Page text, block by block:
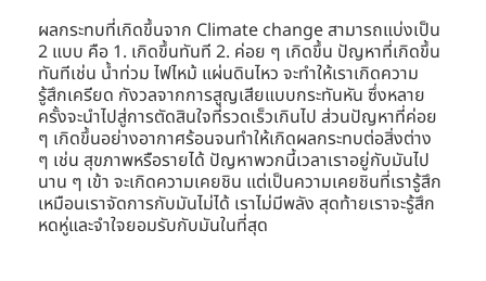
ผลกระทบที่เกิดขึ้นจาก Climate change สามารถแบ่งเป็น
2 แบบ คือ 1. เกิดขึ้นทันที 2. ค่อย ๆ เกิดขึ้น ปัญหาที่เกิดขึ้น
ทันทีเช่น น้ำท่วม ไฟไหม้ แผ่นดินไหว จะทำให้เราเกิดความ
รู้สึกเครียด กังวลจากการสูญเสียแบบกระทันหัน ซึ่งหลาย
ครั้งจะนำไปสู่การตัดสินใจที่รวดเร็วเกินไป ส่วนปัญหาที่ค่อย
ๆ เกิดขึ้นอย่างอากาศร้อนจนทำให้เกิดผลกระทบต่อสิ่งต่าง
ๆ เช่น สุขภาพหรือรายได้ ปัญหาพวกนี้เวลาเราอยู่กับมันไป
นาน ๆ เข้า จะเกิดความเคยชิน แต่เป็นความเคยชินที่เรารู้สึก
เหมือนเราจัดการกับมันไม่ได้ เราไม่มีพลัง สุดท้ายเราจะรู้สึก
หดหู่และจำใจยอมรับกับมันในที่สุด